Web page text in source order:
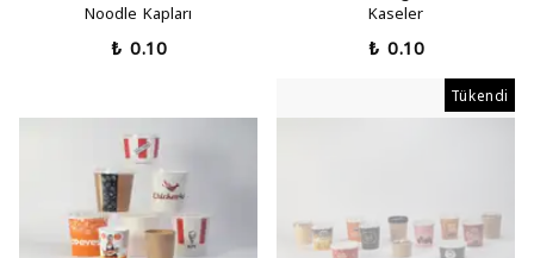
Noodle Kapları
₺ 0.10
Kaseler
₺ 0.10
Tükendi